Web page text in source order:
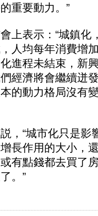
重要動力。”
表示：“城鎮化
人均每年消費增
進程未結束，新
經濟將會繼續迸
的動力格局沒有
“城市化只是影
長作用的大小，
有點錢都去買了
。”